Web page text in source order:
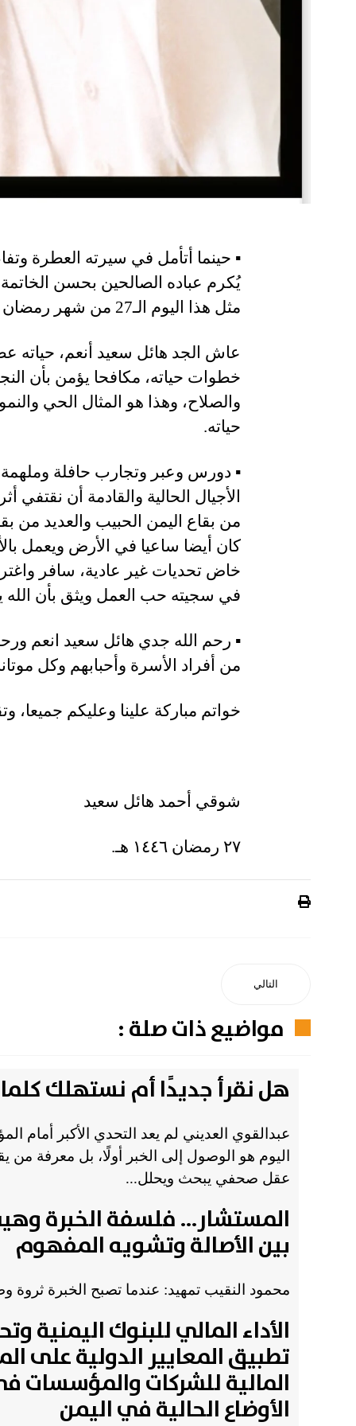
‏▪️ حينما أتأمل في سيرته العطرة
يُكرم عباده الصالحين بحسن
مثل هذا اليوم الـ27 من شهر رمضان الخير والبركة.
‏عاش الجد هائل سعيد أنعم، حياته
خطوات حياته، مكافحا يؤمن بأن
والصلاح، وهذا هو المثال الحي
حياته.
‏▪️ دورس وعبر وتجارب حافلة
الأجيال الحالية والقادمة أن
من بقاع اليمن الحبيب والعديد من
كان أيضا ساعيا في الأرض ويعمل
خاض تحديات غير عادية، سافر
في سجيته حب العمل ويثق بأن
‏▪️ رحم الله جدي هائل سعيد انعم
من أفراد الأسرة وأحبابهم وكل
‏خواتم مباركة علينا وعليكم جميعا،
‏شوقي أحمد هائل سعيد
التالي
مواضيع ذات صلة :
هل نقرأ جديدًا أم نستهلك
عبدالقوي العديني لم يعد التحدي الأكبر أمام
اليوم هو الوصول إلى الخبر أولًا، بل معرفة
عقل صحفي يبحث ويحلل...
المستشار... فلسفة الخبرة
بين الأصالة وتشويه المفهوم
محمود النقيب تمهيد: عندما تصبح الخبرة ثروة
الأداء المالي للبنوك اليمنية
تطبيق المعايير الدولية على
المالية للشركات والمؤسسات
الأوضاع الحالية في اليمن